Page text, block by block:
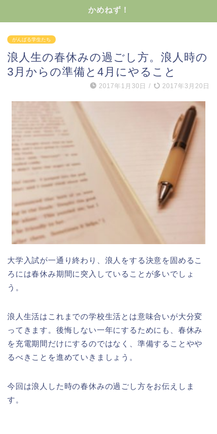
かめねず！
がんばる学生たち
浪人生の春休みの過ごし方。浪人時の
3月からの準備と4月にやること
2017年1月30日 / 2017年3月20日
大学入試が一通り終わり、浪人をする決意を固めるこ
ろには春休み期間に突入していることが多いでしょ
う。
浪人生活はこれまでの学校生活とは意味合いが大分変
ってきます。後悔しない一年にするためにも、春休み
を充電期間だけにするのではなく、準備することやや
るべきことを進めていきましょう。
今回は浪人した時の春休みの過ごし方をお伝えしま
す。